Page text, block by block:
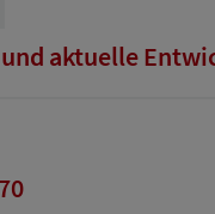
aktuelle